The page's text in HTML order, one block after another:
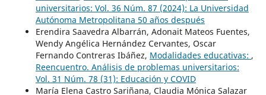
universitarios: Vol. 36 Núm. 87 (2024): La Universidad
Autónoma Metropolitana 50 años después
Erendira Saavedra Albarrán, Adonait Mateos Fuentes,
Wendy Angélica Hernández Cervantes, Oscar
Fernando Contreras Ibáñez, Modalidades educativas: ,
Reencuentro. Análisis de problemas universitarios:
Vol. 31 Núm. 78 (31): Educación y COVID
María Elena Castro Sariñana, Claudia Mónica Salazar